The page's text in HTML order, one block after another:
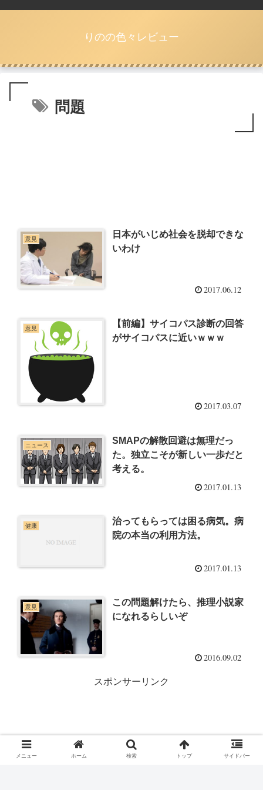
りのの色々レビュー
問題
意見
日本がいじめ社会を脱却できな
いわけ
2017.06.12
意見
【前編】サイコパス診断の回答
がサイコパスに近いｗｗｗ
2017.03.07
ニュース
SMAPの解散回避は無理だっ
た。独立こそが新しい一歩だと
考える。
2017.01.13
健康
治ってもらっては困る病気。病
院の本当の利用方法。
2017.01.13
意見
この問題解けたら、推理小説家
になれるらしいぞ
2016.09.02
スポンサーリンク
メニュー ホーム 検索 トップ サイドバー